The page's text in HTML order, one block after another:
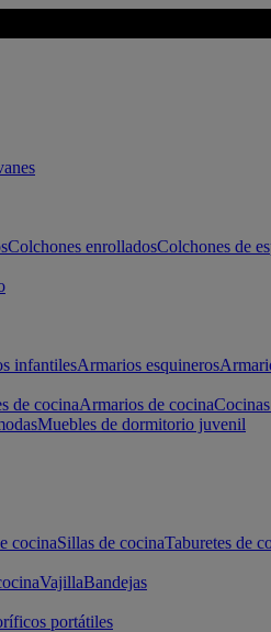
Colchones enrolladosColchones de
infantilesArmarios esquineros
de cocinaArmarios de cocina
Muebles de dormitorio juvenil
cocinaSillas de cocinaTaburetes de
VajillaBandejas
portátiles